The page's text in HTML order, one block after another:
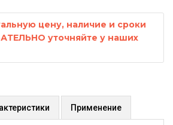
цену, наличие и сроки
уточняйте у наших
Применение